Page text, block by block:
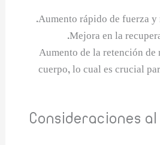
Aumento rápido de fuerza y
Mejora en la
Aumento de la retención
cuerpo, lo cual es crucial
Consideraciones